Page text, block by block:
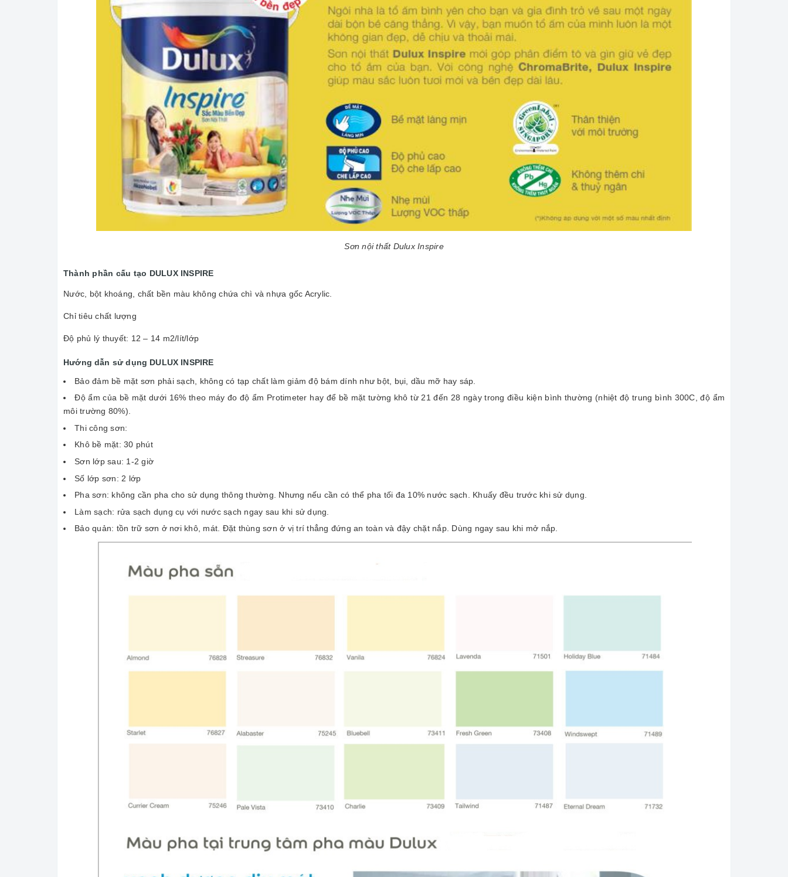
Sơn nội thất Dulux Inspire
Thành phần cấu tạo DULUX INSPIRE
Nước, bột khoáng, chất bền màu không chứa chì và nhựa gốc Acrylic.
Chỉ tiêu chất lượng
Độ phủ lý thuyết: 12 – 14 m2/lít/lớp
Hướng dẫn sử dụng DULUX INSPIRE
Bảo đảm bề mặt sơn phải sạch, không có tạp chất làm giảm độ bám dính như bột, bụi, dầu mỡ hay sáp.
Độ ẩm của bề mặt dưới 16% theo máy đo độ ẩm Protimeter hay để bề mặt tường khô từ 21 đến 28 ngày trong điều kiện bình thường (nhiệt độ trung bình 300C, độ ẩm
môi trường 80%).
Thi công sơn:
Khô bề mặt: 30 phút
Sơn lớp sau: 1-2 giờ
Số lớp sơn: 2 lớp
Pha sơn: không cần pha cho sử dụng thông thường. Nhưng nếu cần có thể pha tối đa 10% nước sạch. Khuấy đều trước khi sử dụng.
Làm sạch: rửa sạch dụng cụ với nước sạch ngay sau khi sử dụng.
Bảo quản: tồn trữ sơn ở nơi khô, mát. Đặt thùng sơn ở vị trí thẳng đứng an toàn và đậy chặt nắp. Dùng ngay sau khi mở nắp.